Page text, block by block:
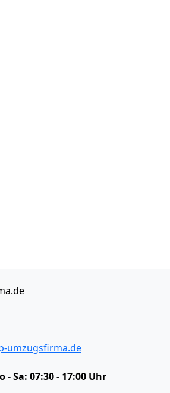
umzugsfirma.de
- Sa: 07:30 - 17:00 Uhr